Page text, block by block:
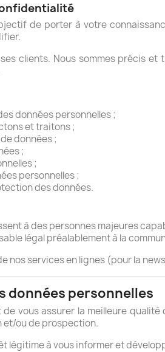
de porter à votre
clients. Nous sommes précis
données personnelles ;
et traitons ;
données ;
;
;
personnelles ;
des données.
à des personnes majeures
légal préalablement à la
nos services en lignes (pour la
données personnelles
vous assurer la meilleure
et/ou de prospection.
légitime à vous informer et